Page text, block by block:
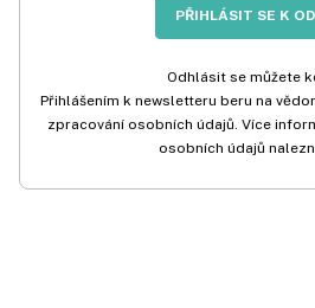
PŘIHLÁSIT SE K
Odhlásit se můžete
Přihlášením k newsletteru beru na
zpracování osobních údajů. Více
osobních údajů